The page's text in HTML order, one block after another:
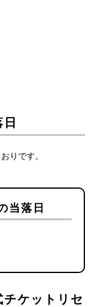
りです。
当落日
チケットリセ